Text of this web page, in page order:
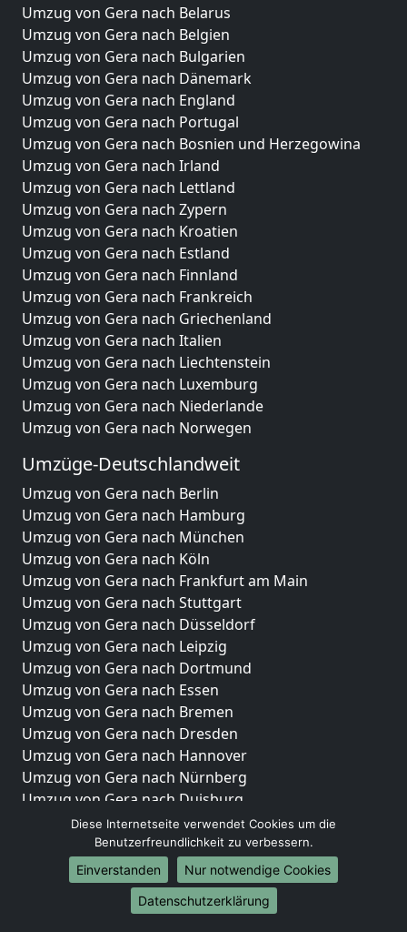
Umzug von Gera nach Belarus
Umzug von Gera nach Belgien
Umzug von Gera nach Bulgarien
Umzug von Gera nach Dänemark
Umzug von Gera nach England
Umzug von Gera nach Portugal
Umzug von Gera nach Bosnien und Herzegowina
Umzug von Gera nach Irland
Umzug von Gera nach Lettland
Umzug von Gera nach Zypern
Umzug von Gera nach Kroatien
Umzug von Gera nach Estland
Umzug von Gera nach Finnland
Umzug von Gera nach Frankreich
Umzug von Gera nach Griechenland
Umzug von Gera nach Italien
Umzug von Gera nach Liechtenstein
Umzug von Gera nach Luxemburg
Umzug von Gera nach Niederlande
Umzug von Gera nach Norwegen
Umzüge-Deutschlandweit
Umzug von Gera nach Berlin
Umzug von Gera nach Hamburg
Umzug von Gera nach München
Umzug von Gera nach Köln
Umzug von Gera nach Frankfurt am Main
Umzug von Gera nach Stuttgart
Umzug von Gera nach Düsseldorf
Umzug von Gera nach Leipzig
Umzug von Gera nach Dortmund
Umzug von Gera nach Essen
Umzug von Gera nach Bremen
Umzug von Gera nach Dresden
Umzug von Gera nach Hannover
Umzug von Gera nach Nürnberg
Umzug von Gera nach Duisburg
Umzug von Gera nach Bochum
Umzug von Gera nach Wuppertal
Umzug von Gera nach Bielefeld
Umzug von Gera nach Bonn
Umzug von Gera nach Münster
Diese Internetseite verwendet Cookies um die
Benutzerfreundlichkeit zu verbessern.
Einverstanden
Nur notwendige Cookies
Datenschutzerklärung